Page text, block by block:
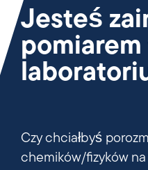
Jesteś
pomiarem
Czy chciałbyś
chemików/fizyków